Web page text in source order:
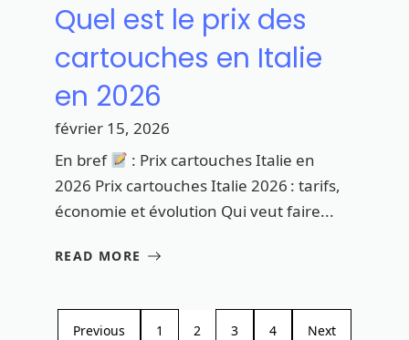
Quel est le prix des
cartouches en Italie
en 2026
février 15, 2026
En bref
: Prix cartouches Italie en
2026 Prix cartouches Italie 2026 : tarifs,
économie et évolution Qui veut faire...
READ MORE
Previous 1 2 3 4 Next